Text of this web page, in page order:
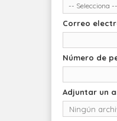
-- Selecciona --
Correo
Número de
Adjuntar un
Ningún